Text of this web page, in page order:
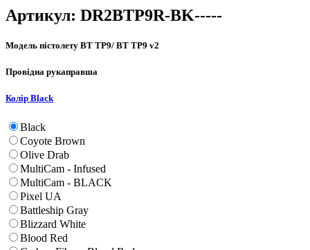
Артикул: DR2BTP9R-BK-----
Модель пістолету BT TP9/ BT TP9 v2
Провідна рукаправша
Колір Black
Black
Coyote Brown
Olive Drab
MultiCam - Infused
MultiCam - BLACK
Pixel UA
Battleship Gray
Blizzard White
Blood Red